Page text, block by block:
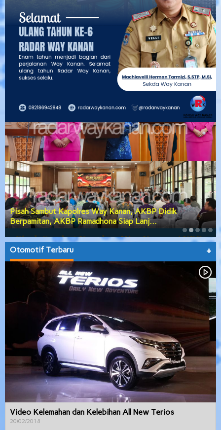
Pisah Sambut Kapolres Way Kanan, AKBP Didik
Berpamitan, AKBP Ramadhona Siap Lanj…
Otomotif Terbaru +
Video Kelemahan dan Kelebihan All New Terios
20/02/2018